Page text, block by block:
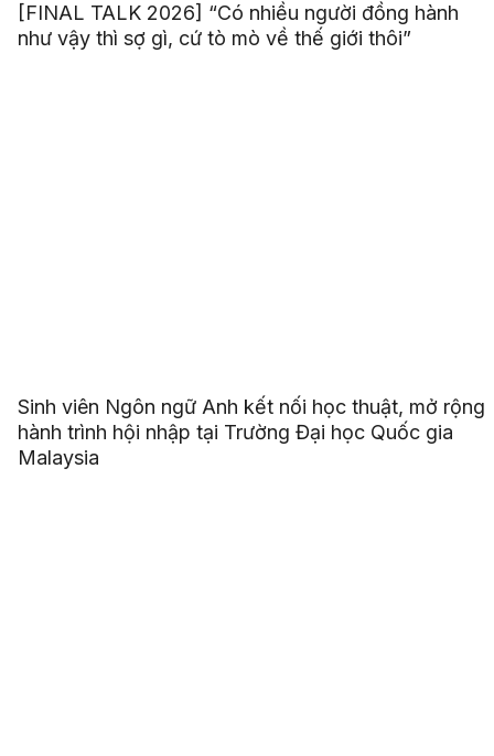
[FINAL TALK 2026] “Có nhiều người đồng hành
như vậy thì sợ gì, cứ tò mò về thế giới thôi”
Sinh viên Ngôn ngữ Anh kết nối học thuật, mở rộng
hành trình hội nhập tại Trường Đại học Quốc gia
Malaysia